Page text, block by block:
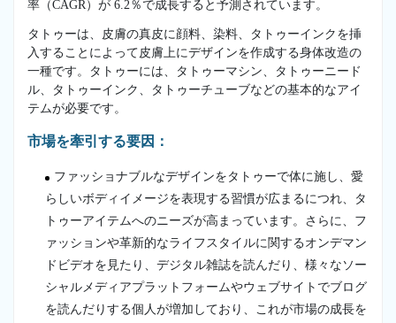
率（CAGR）が 6.2％で成長すると予測されています。
タトゥーは、皮膚の真皮に顔料、染料、タトゥーインクを挿
入することによって皮膚上にデザインを作成する身体改造の
一種です。タトゥーには、タトゥーマシン、タトゥーニード
ル、タトゥーインク、タトゥーチューブなどの基本的なアイ
テムが必要です。
市場を牽引する要因：
ファッショナブルなデザインをタトゥーで体に施し、愛
らしいボディイメージを表現する習慣が広まるにつれ、タ
トゥーアイテムへのニーズが高まっています。さらに、フ
ァッションや革新的なライフスタイルに関するオンデマン
ドビデオを見たり、デジタル雑誌を読んだり、様々なソー
シャルメディアプラットフォームやウェブサイトでブログ
を読んだりする個人が増加しており、これが市場の成長を